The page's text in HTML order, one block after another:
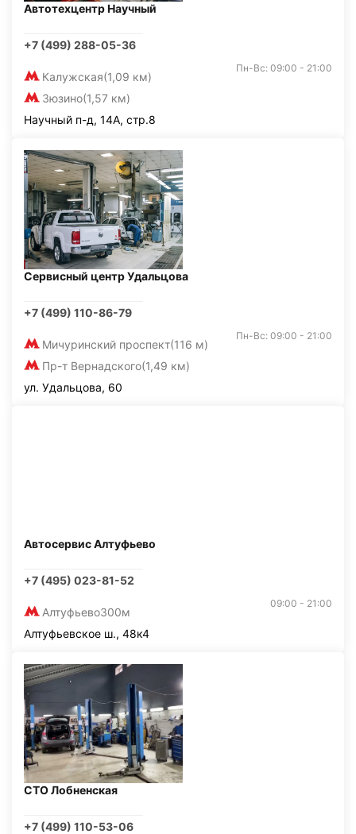
Автотехцентр Научный
+7 (499) 288-05-36
Калужская(1,09 км)
Зюзино(1,57 км)
Пн-Вс: 09:00 - 21:00
Научный п-д, 14А, стр.8
Сервисный центр Удальцова
+7 (499) 110-86-79
Мичуринский проспект(116 м)
Пр-т Вернадского(1,49 км)
Пн-Вс: 09:00 - 21:00
ул. Удальцова, 60
Автосервис Алтуфьево
+7 (495) 023-81-52
Алтуфьево300м
09:00 - 21:00
Алтуфьевское ш., 48к4
СТО Лобненская
+7 (499) 110-53-06